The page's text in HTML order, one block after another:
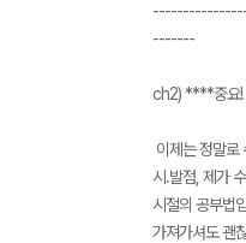
-------
ch2) ****중요!
이제는 정말로
시.발점, 제가
시절의 공부법
가져가셔도 괜